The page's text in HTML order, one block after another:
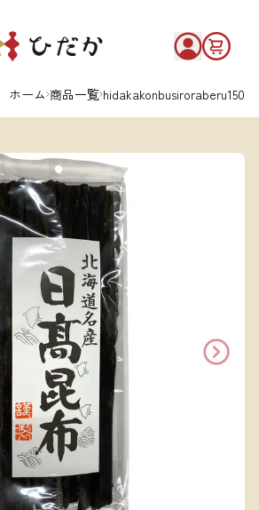
ホーム 商品一覧 hidakakonbusiroraberu150